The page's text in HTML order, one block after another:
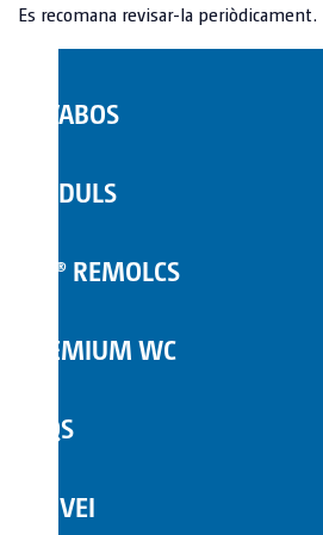
Es recomana revisar-la periòdicament.
LAVABOS
MÒDULS
TOI® REMOLCS
PREMIUM WC
FAQS
SERVEI